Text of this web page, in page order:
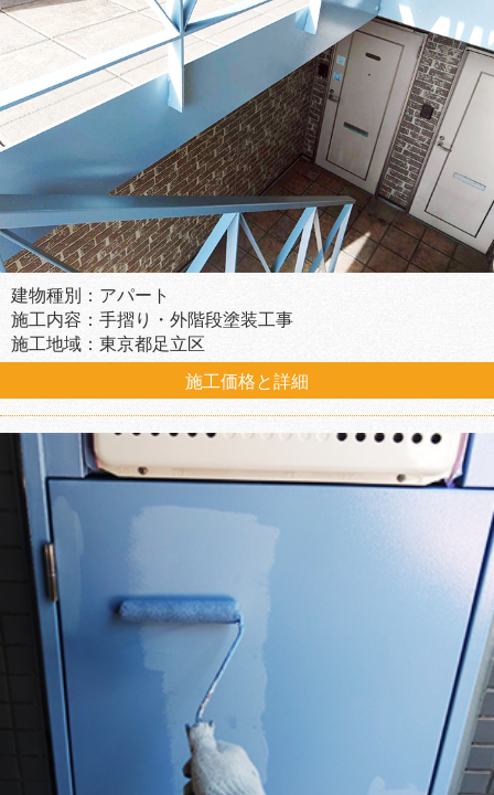
建物種別：アパート
施工内容：手摺り・外階段塗装工事
施工地域：東京都足立区
施工価格と詳細